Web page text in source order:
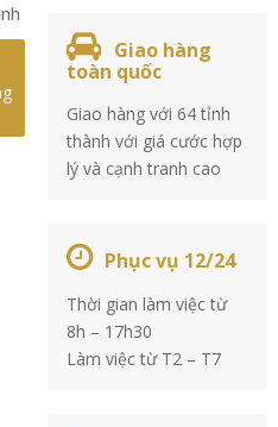
Giao hàng
toàn quốc
Giao hàng với 64 tỉnh
thành với giá cước hợp
lý và cạnh tranh cao
Phục vụ 12/24
Thời gian làm việc từ
8h – 17h30
Làm việc từ T2 – T7